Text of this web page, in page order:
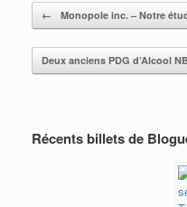
Post navigation
← Monopole inc. – Notre
Deux anciens PDG d’Alcool
Récents billets de